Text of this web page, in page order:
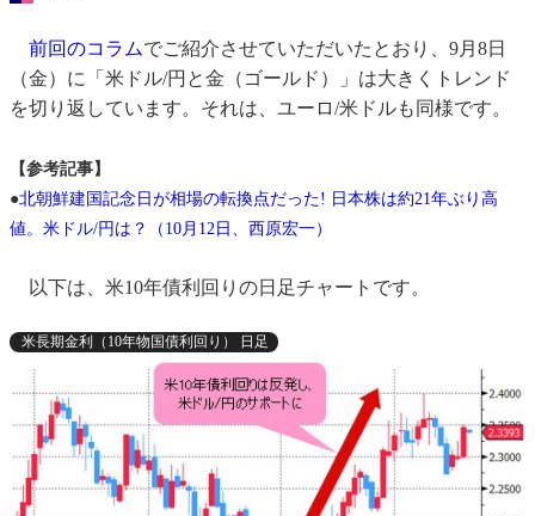
前回のコラムでご紹介させていただいたとおり、9月8日
（金）に「米ドル/円と金（ゴールド）」は大きくトレンド
を切り返しています。それは、ユーロ/米ドルも同様です。
【参考記事】
●北朝鮮建国記念日が相場の転換点だった! 日本株は約21年ぶり高
値。米ドル/円は？（10月12日、西原宏一）
以下は、米10年債利回りの日足チャートです。
米長期金利（10年物国債利回り） 日足